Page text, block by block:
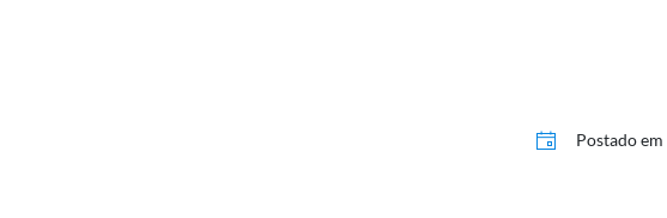
Postado em